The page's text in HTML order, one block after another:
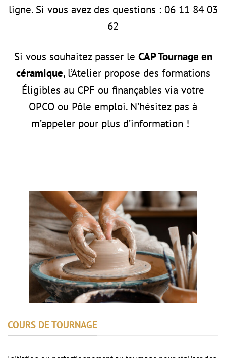
ligne. Si vous avez des questions : 06 11 84 03
62
Si vous souhaitez passer le CAP Tournage en
céramique, l’Atelier propose des formations
Éligibles au CPF ou finançables via votre
OPCO ou Pôle emploi. N’hésitez pas à
m’appeler pour plus d’information !
COURS DE TOURNAGE